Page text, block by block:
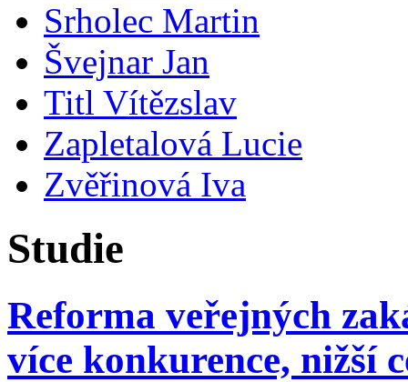
Srholec Martin
Švejnar Jan
Titl Vítězslav
Zapletalová Lucie
Zvěřinová Iva
Studie
Reforma veřejných
více konkurence, nižší